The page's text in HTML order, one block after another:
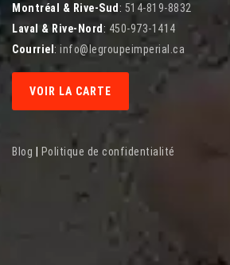
Montréal & Rive-Sud : 514-819-8832
Laval & Rive-Nord : 450-973-1414
Courriel : info@legroupeimperial.ca
VOIR LA CARTE
Blog Politique de confidentialité